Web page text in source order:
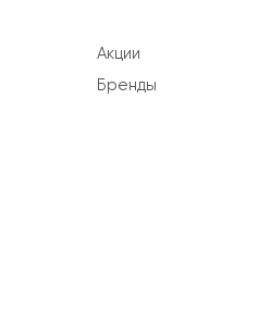
Акции
Бренды